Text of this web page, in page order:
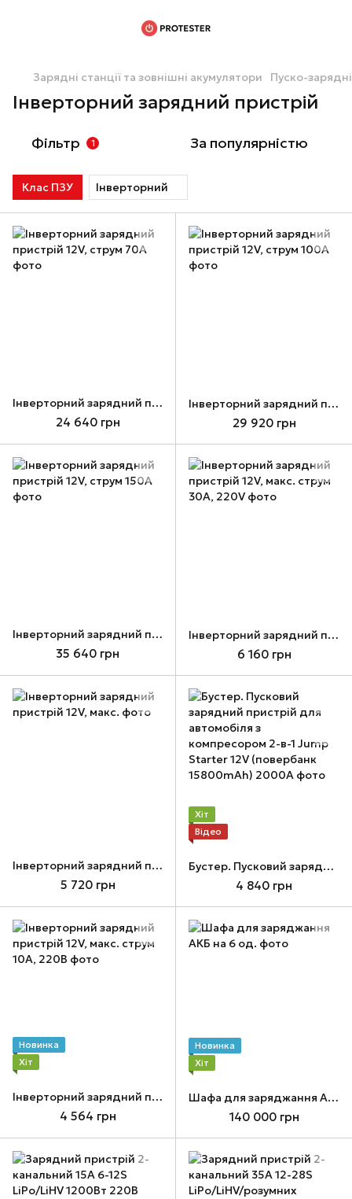
Зарядні станції та зовнішні акумулятори Пуско-
Інверторний зарядний пристрій
Фільтр 1 За популярністю
Клас ПЗУ Інверторний
Інверторний зарядний пристрій 12V, струм 70A
24 640 грн
Інверторний зарядний пристрій 12V, струм 100A
29 920 грн
Інверторний зарядний пристрій 12V, струм 150A
35 640 грн
Інверторний зарядний пристрій 12V, макс. струм 30A, 220V
6 160 грн
Інверторний зарядний пристрій 12V, макс.
5 720 грн
Хіт
Відео
Бустер. Пусковий зарядний пристрій для автомобіля з компресором 2-в-1 Jump Starter 12V (повербанк 15800mAh) 2000А
4 840 грн
Новинка
Хіт
Інверторний зарядний пристрій 12V, макс. струм 10A, 220В
4 564 грн
Новинка
Хіт
Шафа для заряджання АКБ на 6 од.
140 000 грн